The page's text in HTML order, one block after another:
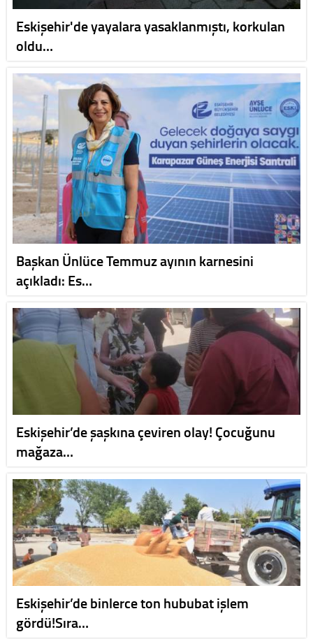
Eskişehir'de yayalara yasaklanmıştı, korkulan
oldu…
Başkan Ünlüce Temmuz ayının karnesini
açıkladı: Es…
Eskişehir’de şaşkına çeviren olay! Çocuğunu
mağaza…
Eskişehir’de binlerce ton hububat işlem
gördü!Sıra…